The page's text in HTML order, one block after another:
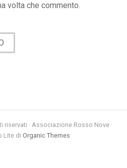
volta che commento.
riservati · Associazione Rosso Nove ·
Lite di Organic Themes